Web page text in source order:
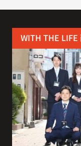
WITH THE